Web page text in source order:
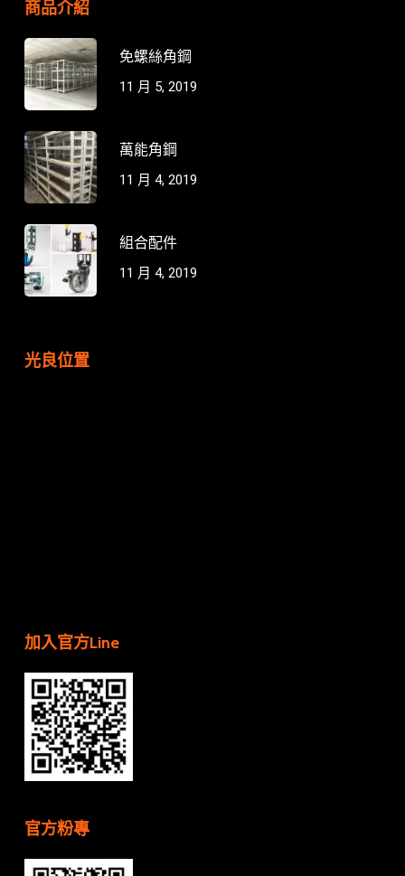
商品介紹
免螺絲角鋼
11 月 5, 2019
萬能角鋼
11 月 4, 2019
組合配件
11 月 4, 2019
光良位置
加入官方Line
官方粉專